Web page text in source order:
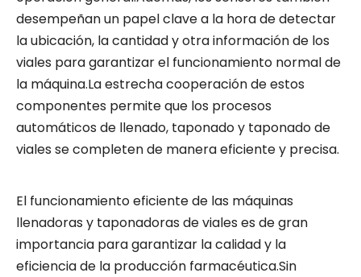
desempeñan un papel clave a la hora de detectar
la ubicación, la cantidad y otra información de los
viales para garantizar el funcionamiento normal de
la máquina.La estrecha cooperación de estos
componentes permite que los procesos
automáticos de llenado, taponado y taponado de
viales se completen de manera eficiente y precisa.
El funcionamiento eficiente de las máquinas
llenadoras y taponadoras de viales es de gran
importancia para garantizar la calidad y la
eficiencia de la producción farmacéutica.Sin